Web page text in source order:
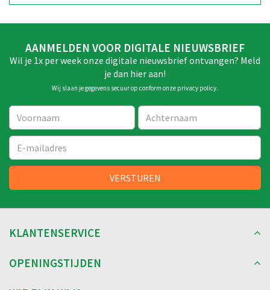
AANMELDEN VOOR DIGITALE NIEUWSBRIEF
Wil je 1x per week onze digitale nieuwsbrief ontvangen? Meld
je dan hier aan!
Wij slaan je gegevens secuur op conform onze privacy policy.
KLANTENSERVICE
OPENINGSTIJDEN